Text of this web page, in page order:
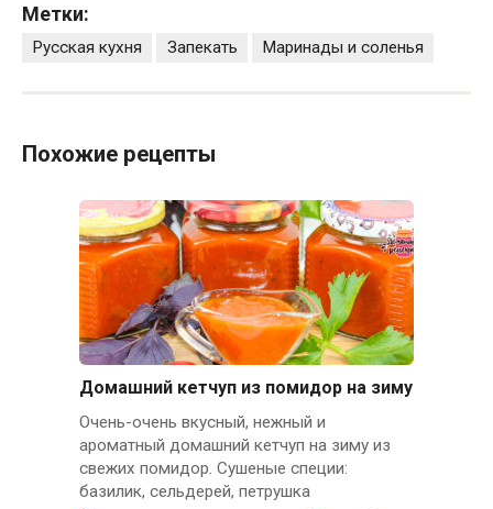
Метки:
Русская кухня Запекать Маринады и соленья
Похожие рецепты
Домашний кетчуп из помидор на зиму
Очень-очень вкусный, нежный и
ароматный домашний кетчуп на зиму из
свежих помидор. Сушеные специи:
базилик, сельдерей, петрушка